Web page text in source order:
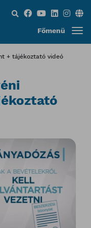
Keresés...
Főmenü
+ tájékoztató videó